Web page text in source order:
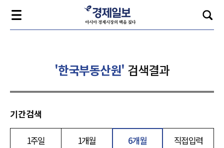
'한국부동산원' 검색결과
기간검색
1주일 1개월 6개월 직접입력